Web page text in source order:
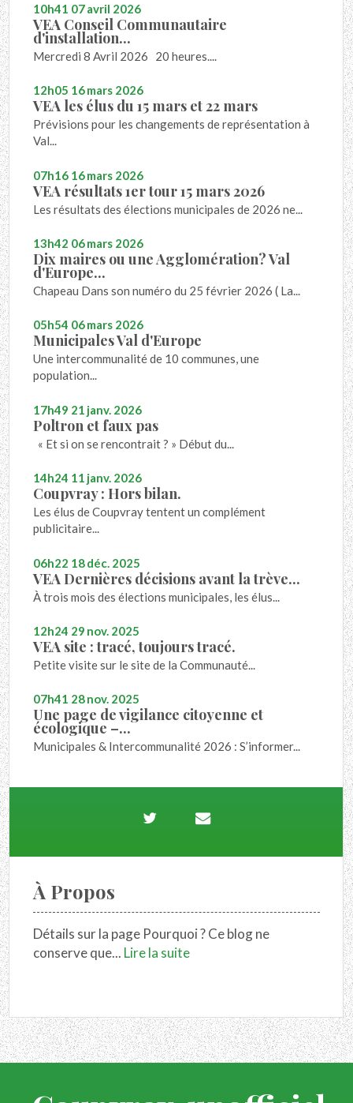
10h41 07avril 2026
VEA Conseil Communautaire
d'installation...
Mercredi 8 Avril 2026 20 heures....
12h05 16mars 2026
VEA les élus du 15 mars et 22 mars
Prévisions pour les changements de représentation à
Val...
07h16 16mars 2026
VEA résultats 1er tour 15 mars 2026
Les résultats des élections municipales de 2026 ne...
13h42 06mars 2026
Dix maires ou une Agglomération? Val
d'Europe...
Chapeau Dans son numéro du 25 février 2026 ( La...
05h54 06mars 2026
Municipales Val d'Europe
Une intercommunalité de 10 communes, une
population...
17h49 21 janv. 2026
Poltron et faux pas
« Et si on se rencontrait ? » Début du...
14h24 11 janv. 2026
Coupvray : Hors bilan.
Les élus de Coupvray tentent un complément
publicitaire...
06h22 18déc. 2025
VEA Dernières décisions avant la trève...
À trois mois des élections municipales, les élus...
12h24 29 nov. 2025
VEA site : tracé, toujours tracé.
Petite visite sur le site de la Communauté...
07h41 28nov. 2025
Une page de vigilance citoyenne et
écologique –...
Municipales & Intercommunalité 2026 : S’informer...
À Propos
Détails sur la page Pourquoi ? Ce blog ne
conserve que... Lire la suite